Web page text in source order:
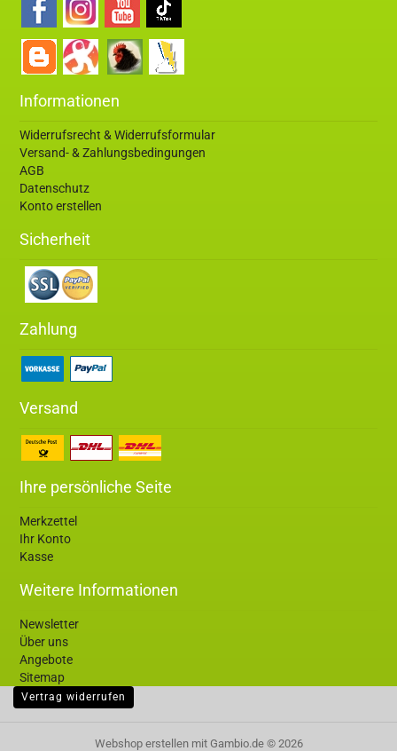
Informationen
Widerrufsrecht & Widerrufsformular
Versand- & Zahlungsbedingungen
AGB
Datenschutz
Konto erstellen
Sicherheit
Zahlung
Versand
Ihre persönliche Seite
Merkzettel
Ihr Konto
Kasse
Weitere Informationen
Newsletter
Über uns
Angebote
Sitemap
Vertrag widerrufen
Webshop erstellenmit Gambio.de © 2026